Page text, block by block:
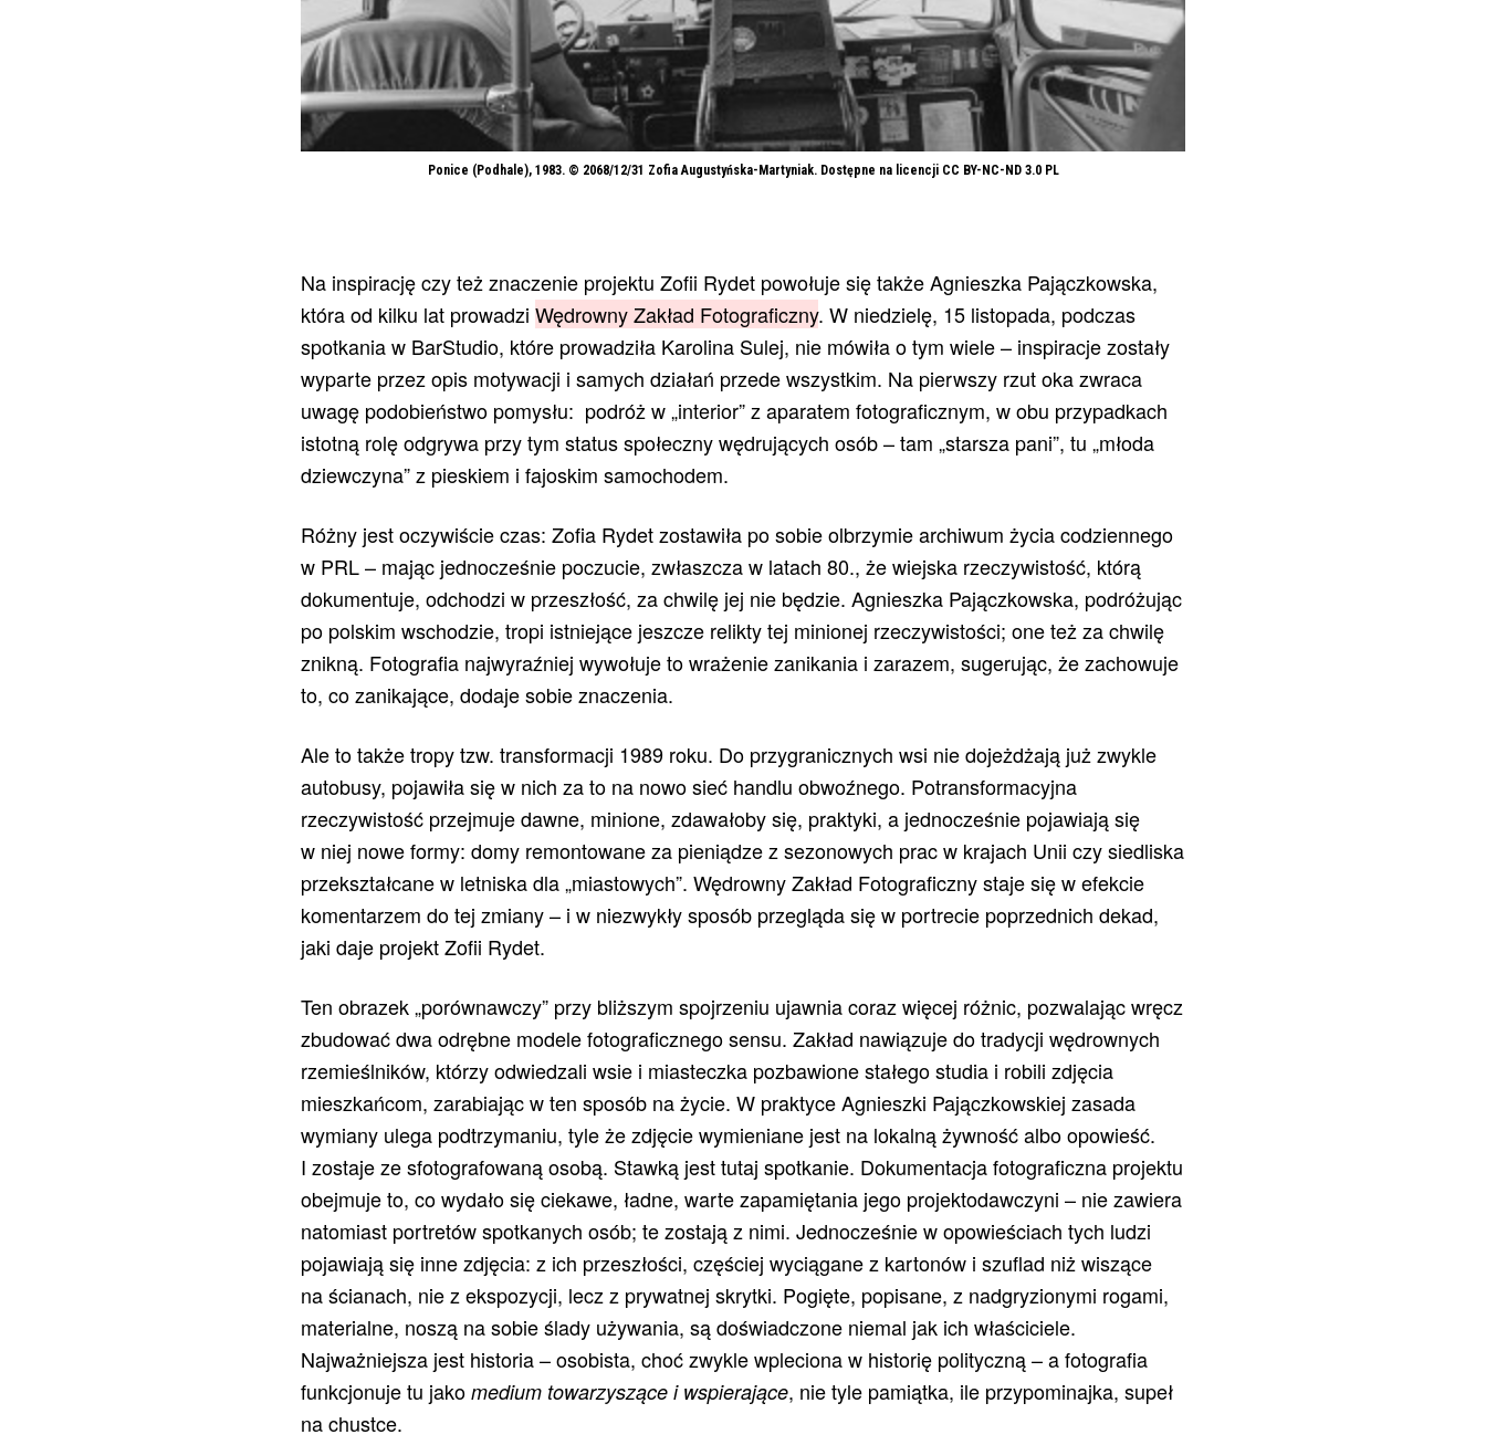
Ponice (Podhale), 1983. © 2068/12/31 Zofia Augustyńska-Martyniak. Dostępne na licencji CC BY-NC-ND 3.0 PL
Na inspirację czy też znaczenie projektu Zofii Rydet powołuje się także Agnieszka Pajączkowska,
która od kilku lat prowadzi Wędrowny Zakład Fotograficzny. W niedzielę, 15 listopada, podczas
spotkania w BarStudio, które prowadziła Karolina Sulej, nie mówiła o tym wiele – inspiracje zostały
wyparte przez opis motywacji i samych działań przede wszystkim. Na pierwszy rzut oka zwraca
uwagę podobieństwo pomysłu: podróż w „interior” z aparatem fotograficznym, w obu przypadkach
istotną rolę odgrywa przy tym status społeczny wędrujących osób – tam „starsza pani”, tu „młoda
dziewczyna” z pieskiem i fajoskim samochodem.
Różny jest oczywiście czas: Zofia Rydet zostawiła po sobie olbrzymie archiwum życia codziennego
w PRL – mając jednocześnie poczucie, zwłaszcza w latach 80., że wiejska rzeczywistość, którą
dokumentuje, odchodzi w przeszłość, za chwilę jej nie będzie. Agnieszka Pajączkowska, podróżując
po polskim wschodzie, tropi istniejące jeszcze relikty tej minionej rzeczywistości; one też za chwilę
znikną. Fotografia najwyraźniej wywołuje to wrażenie zanikania i zarazem, sugerując, że zachowuje
to, co zanikające, dodaje sobie znaczenia.
Ale to także tropy tzw. transformacji 1989 roku. Do przygranicznych wsi nie dojeżdżają już zwykle
autobusy, pojawiła się w nich za to na nowo sieć handlu obwoźnego. Potransformacyjna
rzeczywistość przejmuje dawne, minione, zdawałoby się, praktyki, a jednocześnie pojawiają się
w niej nowe formy: domy remontowane za pieniądze z sezonowych prac w krajach Unii czy siedliska
przekształcane w letniska dla „miastowych”. Wędrowny Zakład Fotograficzny staje się w efekcie
komentarzem do tej zmiany – i w niezwykły sposób przegląda się w portrecie poprzednich dekad,
jaki daje projekt Zofii Rydet.
Ten obrazek „porównawczy” przy bliższym spojrzeniu ujawnia coraz więcej różnic, pozwalając wręcz
zbudować dwa odrębne modele fotograficznego sensu. Zakład nawiązuje do tradycji wędrownych
rzemieślników, którzy odwiedzali wsie i miasteczka pozbawione stałego studia i robili zdjęcia
mieszkańcom, zarabiając w ten sposób na życie. W praktyce Agnieszki Pajączkowskiej zasada
wymiany ulega podtrzymaniu, tyle że zdjęcie wymieniane jest na lokalną żywność albo opowieść.
I zostaje ze sfotografowaną osobą. Stawką jest tutaj spotkanie. Dokumentacja fotograficzna projektu
obejmuje to, co wydało się ciekawe, ładne, warte zapamiętania jego projektodawczyni – nie zawiera
natomiast portretów spotkanych osób; te zostają z nimi. Jednocześnie w opowieściach tych ludzi
pojawiają się inne zdjęcia: z ich przeszłości, częściej wyciągane z kartonów i szuflad niż wiszące
na ścianach, nie z ekspozycji, lecz z prywatnej skrytki. Pogięte, popisane, z nadgryzionymi rogami,
materialne, noszą na sobie ślady używania, są doświadczone niemal jak ich właściciele.
Najważniejsza jest historia – osobista, choć zwykle wpleciona w historię polityczną – a fotografia
funkcjonuje tu jako medium towarzyszące i wspierające, nie tyle pamiątka, ile przypominajka, supeł
na chustce.